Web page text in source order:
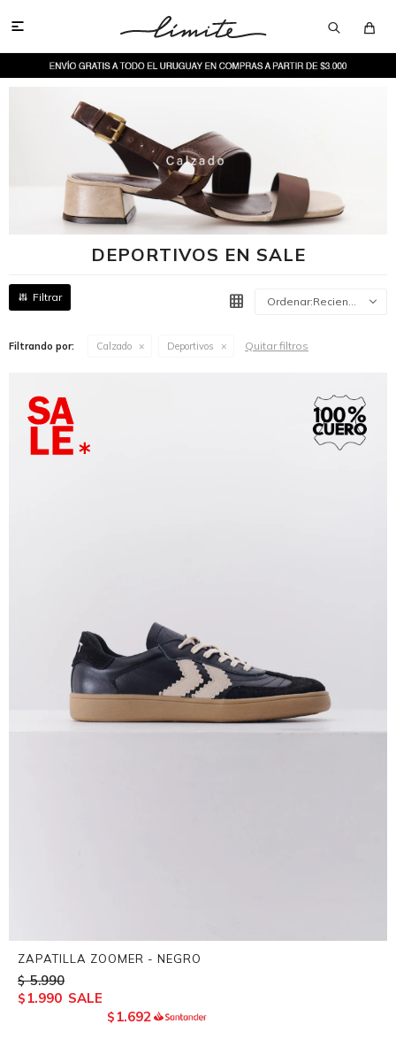

DEPORTIVOS EN SALE
Recientes
Filtrando por: Calzado Deportivos Quitar filtros
ZAPATILLA ZOOMER - NEGRO
$ 5.990
$ 1.990
$ 1.692